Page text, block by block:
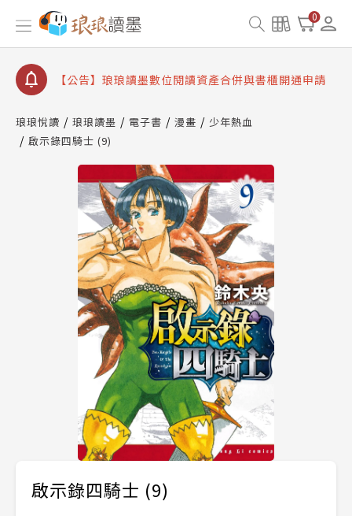
0
【公告】因 Readmoo 讀墨系統維護中，本站同步暫
停部分閱讀服務
【公告】琅琅讀墨數位閱讀資產合併與書櫃開通申請
【公告】琅琅讀墨書櫃開通常見問題
請圖文教學
【公告】琅琅書店服務升級重要說明及資產合併結果
查詢
【公告】因 Readmoo 讀墨系統維護中，本站同步暫
停部分閱讀服務
琅琅悅讀 琅琅讀墨 電子書 漫畫
少年熱血
啟示錄四騎士 (9)
啟示錄四騎士 (9)